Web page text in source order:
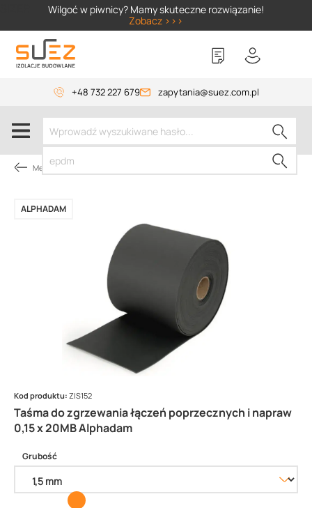
Wilgoć w piwnicy? Mamy skuteczne rozwiązanie!
Zobacz >>>
+48 732 227 679 zapytania@suez.com.pl
Membrany dachowe
Taśma do zgrzewania łączeń poprzecznych i napraw
0,15 x 20MB Alphadam
ALPHADAM
Kod produktu: ZIS152
Grubość